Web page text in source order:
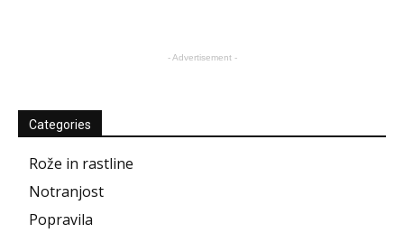
- Advertisement -
Categories
Rože in rastline
Notranjost
Popravila